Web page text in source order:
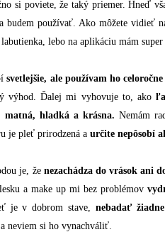
si poviete, že taký priemer. Hneď
budem používať. Ako môžete vidieť
lebo na aplikáciu mám
svetlejšie, ale používam ho celoročne
výhod. Ďalej mi vyhovuje to, ako
matná, hladká a krásna. Nemám
je pleť prirodzená a určite nepôsobí
je, že nezachádza do vrások ani
a make up mi bez problémov
je v dobrom stave, nebadať
neviem si ho vynachváliť.